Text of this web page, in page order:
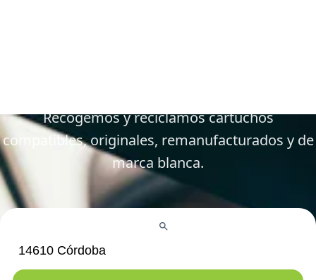
Recogemos y reciclamos cartuchos
compatibles, originales, remanufacturados y de
marca blanca.